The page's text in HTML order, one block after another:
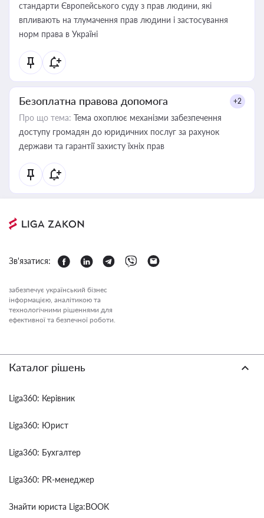
стандарти Європейського суду з прав людини, які
впливають на тлумачення прав людини і застосування
норм права в Україні
Безоплатна правова допомога +2
Про що тема: Тема охоплює механізми забезпечення
доступу громадян до юридичних послуг за рахунок
держави та гарантії захисту їхніх прав
Зв'язатися:
забезпечує український бізнес
інформацією, аналітикою та
технологічними рішеннями для
ефективної та безпечної роботи.
Каталог рішень
Liga360: Керівник
Liga360: Юрист
Liga360: Бухгалтер
Liga360: PR-менеджер
Знайти юриста Liga:BOOK